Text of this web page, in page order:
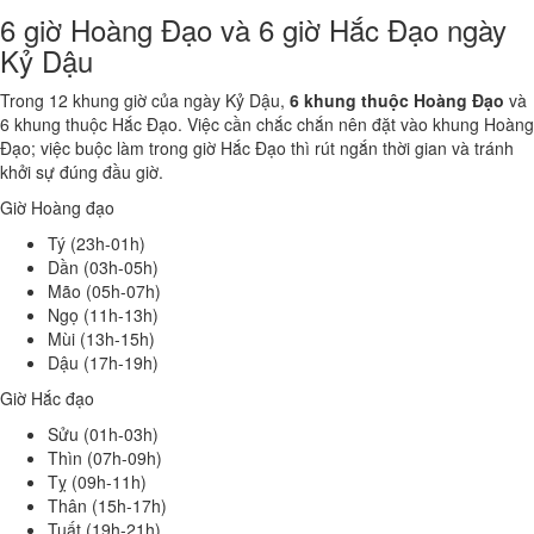
6 giờ Hoàng Đạo và 6 giờ Hắc Đạo ngày
Kỷ Dậu
Trong 12 khung giờ của ngày Kỷ Dậu, 6 khung thuộc Hoàng Đạo và
6 khung thuộc Hắc Đạo. Việc cần chắc chắn nên đặt vào khung Hoàng
Đạo; việc buộc làm trong giờ Hắc Đạo thì rút ngắn thời gian và tránh
khởi sự đúng đầu giờ.
Giờ Hoàng đạo
Tý (23h-01h)
Dần (03h-05h)
Mão (05h-07h)
Ngọ (11h-13h)
Mùi (13h-15h)
Dậu (17h-19h)
Giờ Hắc đạo
Sửu (01h-03h)
Thìn (07h-09h)
Tỵ (09h-11h)
Thân (15h-17h)
Tuất (19h-21h)